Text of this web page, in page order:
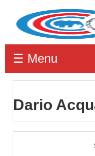
☰ Menu
Dario